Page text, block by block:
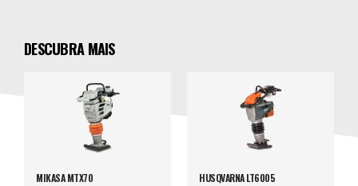
DESCUBRA MAIS
MIKASA MTX70 HUSQVARNA LT6005